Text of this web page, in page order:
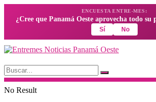
ENCUESTA ENTRE-MES:
¿Cree que Panamá Oeste aprovecha todo
Sí No
No Result